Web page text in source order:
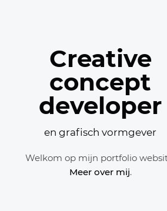
Creative
concept
developer
en grafisch vormgever
Meer over mij.